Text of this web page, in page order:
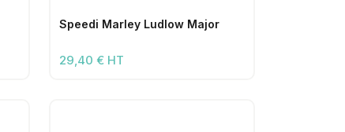
Speedi Marley Ludlow Major
29,40 € HT